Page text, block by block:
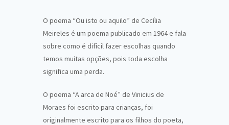
O poema “Ou isto ou aquilo” de Cecília
Meireles é um poema publicado em 1964 e fala
sobre como é difícil fazer escolhas quando
temos muitas opções, pois toda escolha
significa uma perda.
O poema “A arca de Noé” de Vinicius de
Moraes foi escrito para crianças, foi
originalmente escrito para os filhos do poeta,